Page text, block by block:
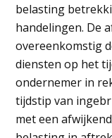
belasting
handelingen. De
overeenkomstig
diensten op het
ondernemer in
tijdstip van
met een